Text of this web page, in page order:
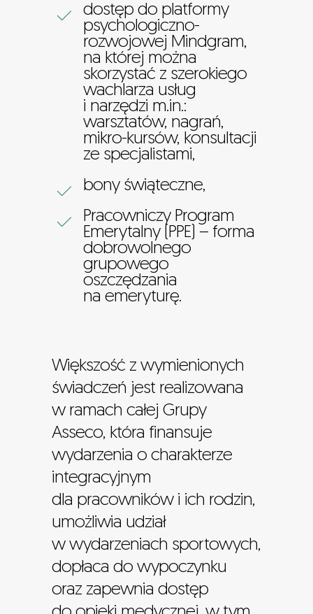
dostęp do platformy
psychologiczno-
rozwojowej Mindgram,
na której można
skorzystać z szerokiego
wachlarza usług
i narzędzi m.in.:
warsztatów, nagrań,
mikro-kursów, konsultacji
ze specjalistami,
bony świąteczne,
Pracowniczy Program
Emerytalny (PPE) – forma
dobrowolnego
grupowego
oszczędzania
na emeryturę.
Większość z wymienionych
świadczeń jest realizowana
w ramach całej Grupy
Asseco, która finansuje
wydarzenia o charakterze
integracyjnym
dla pracowników i ich rodzin,
umożliwia udział
w wydarzeniach sportowych,
dopłaca do wypoczynku
oraz zapewnia dostęp